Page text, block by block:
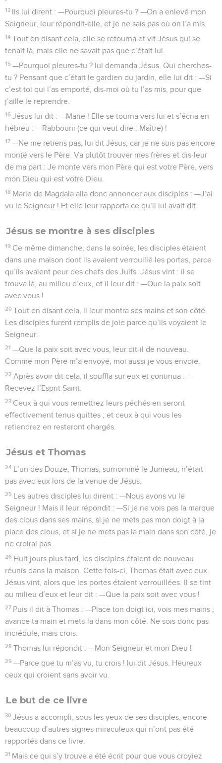
13 Ils lui dirent : —Pourquoi pleures-tu ? —On a enlevé mon
Seigneur, leur répondit-elle, et je ne sais pas où on l’a mis.
14 Tout en disant cela, elle se retourna et vit Jésus qui se
tenait là, mais elle ne savait pas que c’était lui.
15 —Pourquoi pleures-tu ? lui demanda Jésus. Qui cherches-
tu ? Pensant que c’était le gardien du jardin, elle lui dit : —Si
c’est toi qui l’as emporté, dis-moi où tu l’as mis, pour que
j’aille le reprendre.
16 Jésus lui dit : —Marie ! Elle se tourna vers lui et s’écria en
hébreu : —Rabbouni (ce qui veut dire : Maître) !
17 —Ne me retiens pas, lui dit Jésus, car je ne suis pas encore
monté vers le Père. Va plutôt trouver mes frères et dis-leur
de ma part : Je monte vers mon Père qui est votre Père, vers
mon Dieu qui est votre Dieu.
18 Marie de Magdala alla donc annoncer aux disciples : —J’ai
vu le Seigneur ! Et elle leur rapporta ce qu’il lui avait dit.
Jésus se montre à ses disciples
19 Ce même dimanche, dans la soirée, les disciples étaient
dans une maison dont ils avaient verrouillé les portes, parce
qu’ils avaient peur des chefs des Juifs. Jésus vint : il se
trouva là, au milieu d’eux, et il leur dit : —Que la paix soit
avec vous !
20 Tout en disant cela, il leur montra ses mains et son côté.
Les disciples furent remplis de joie parce qu’ils voyaient le
Seigneur.
21 —Que la paix soit avec vous, leur dit-il de nouveau.
Comme mon Père m’a envoyé, moi aussi je vous envoie.
22 Après avoir dit cela, il souffla sur eux et continua : —
Recevez l’Esprit Saint.
23 Ceux à qui vous remettrez leurs péchés en seront
effectivement tenus quittes ; et ceux à qui vous les
retiendrez en resteront chargés.
Jésus et Thomas
24 L’un des Douze, Thomas, surnommé le Jumeau, n’était
pas avec eux lors de la venue de Jésus.
25 Les autres disciples lui dirent : —Nous avons vu le
Seigneur ! Mais il leur répondit : —Si je ne vois pas la marque
des clous dans ses mains, si je ne mets pas mon doigt à la
place des clous, et si je ne mets pas la main dans son côté, je
ne croirai pas.
26 Huit jours plus tard, les disciples étaient de nouveau
réunis dans la maison. Cette fois-ci, Thomas était avec eux.
Jésus vint, alors que les portes étaient verrouillées. Il se tint
au milieu d’eux et leur dit : —Que la paix soit avec vous !
27 Puis il dit à Thomas : —Place ton doigt ici, vois mes mains ;
avance ta main et mets-la dans mon côté. Ne sois donc pas
incrédule, mais crois.
28 Thomas lui répondit : —Mon Seigneur et mon Dieu !
29 —Parce que tu m’as vu, tu crois ! lui dit Jésus. Heureux
ceux qui croient sans avoir vu.
Le but de ce livre
30 Jésus a accompli, sous les yeux de ses disciples, encore
beaucoup d’autres signes miraculeux qui n’ont pas été
rapportés dans ce livre.
31 Mais ce qui s’y trouve a été écrit pour que vous croyiez